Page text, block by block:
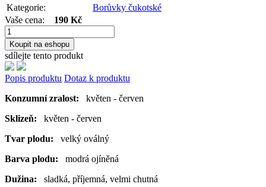
Kategorie:
Borůvky čukotské
Vaše cena: 190 Kč
Koupit na eshopu
sdílejte tento produkt
Popis produktu Dotaz k produktu
Konzumní zralost: květen - červen
Sklizeň: květen - červen
Tvar plodu: velký oválný
Barva plodu: modrá ojíněná
Dužina: sladká, příjemná, velmi chutná